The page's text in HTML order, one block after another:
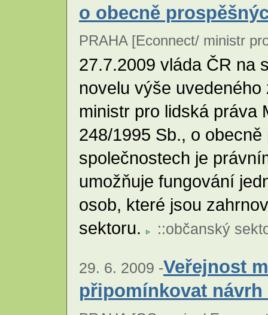
o obecně
PRAHA [Econnect/ ministr
27.7.2009 vláda ČR na
novelu výše
ministr pro lidská práva
248/1995 Sb., o
společnostech je
umožňuje fungování
osob, které jsou
sektoru.
::občanský
29. 6. 2009 -Veřejnost
připomínkovat návrh